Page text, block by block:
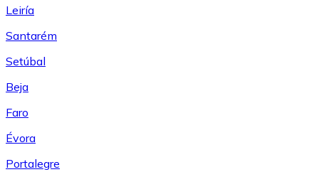
Leiría
Santarém
Setúbal
Beja
Faro
Évora
Portalegre